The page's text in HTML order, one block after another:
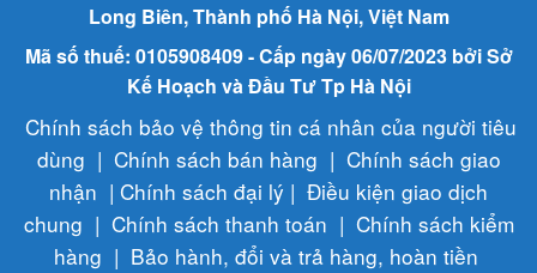
Long Biên, Thành phố Hà Nội, Việt Nam
Mã số thuế: 0105908409 - Cấp ngày 06/07/2023 bởi Sở
Kế Hoạch và Đầu Tư Tp Hà Nội
Chính sách bảo vệ thông tin cá nhân của người tiêu
dùng | Chính sách bán hàng | Chính sách giao
nhận | Chính sách đại lý | Điều kiện giao dịch
chung | Chính sách thanh toán | Chính sách kiểm
hàng | Bảo hành, đổi và trả hàng, hoàn tiền